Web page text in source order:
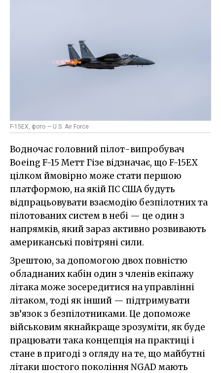
F-15EX, фото — U.S. Air Force
Водночас головний пілот-випробувач
Boeing F-15 Метт Гізе відзначає, що F-15EX
цілком ймовірно може стати першою
платформою, на якій ПС США будуть
відпрацьовувати взаємодію безпілотних та
пілотованих систем в небі — це один з
напрямків, який зараз активно розвивають
американські повітряні сили.
Зрештою, за допомогою двох повністю
обладнаних кабін один з членів екіпажу
літака може зосередитися на управлінні
літаком, тоді як інший — підтримувати
зв’язок з безпілотниками. Це допоможе
військовим якнайкраще зрозуміти, як буде
працювати така концепція на практиці і
стане в пригоді з огляду на те, що майбутні
літаки шостого покоління NGAD мають